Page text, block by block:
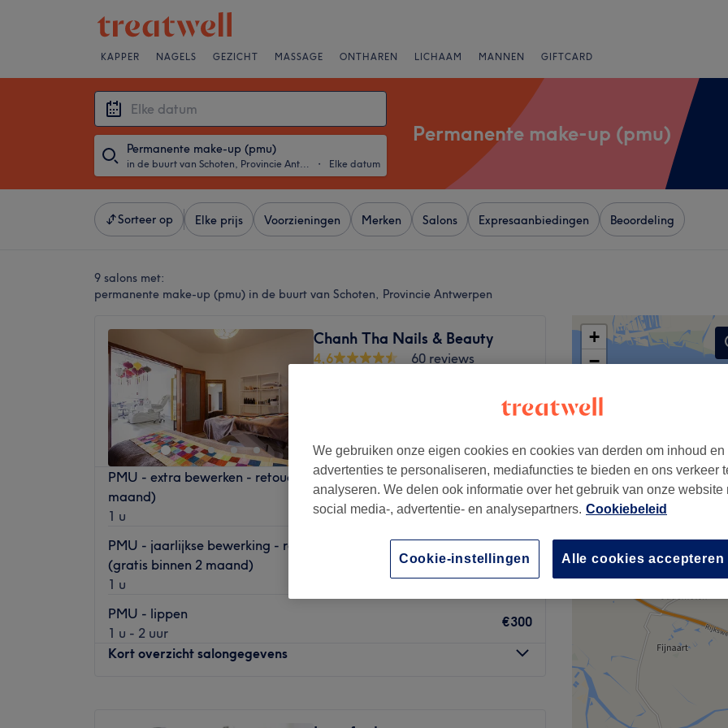
KAPPER NAGELS GEZICHT MASSAGE ONTHAREN LICHAAM MANNEN GIFTCARD
Permanente make-up (pmu)
in de buurt van Schoten, Provincie Antwerpen ・ Elke datum
Permanente make-up (pmu)
Sorteer op Elke prijs Voorzieningen Merken Salons Expresaanbiedingen Beoordeling
9 salons met:
permanente make-up (pmu) in de buurt van Schoten, Provincie Antwerpen
Chanh Tha Nails & Beauty
4,6
60 reviews
PMU - extra bewerken - retoucheren inbegrepen (gratis binnen 2
maand)
1 u
€75
PMU - jaarlijkse bewerking - retoucheren inbegrepen
(gratis binnen 2 maand)
1 u
vanaf €105
PMU - lippen
1 u - 2 uur
€300
Kort overzicht salongegevens
+
−
We gebruiken onze eigen cookies en cookies van derden om inhoud en
advertenties te personaliseren, mediafuncties te bieden en ons verkeer
analyseren. We delen ook informatie over het gebruik van onze website
social media-, advertentie- en analysepartners. Cookiebeleid
Alle cookies accepteren
Cookie-instellingen